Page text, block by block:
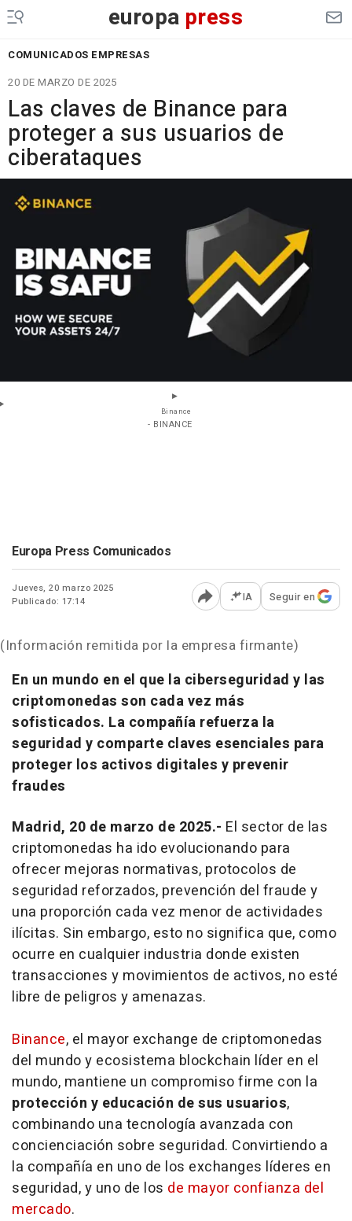
europa press
COMUNICADOS EMPRESAS
20 DE MARZO DE 2025
Las claves de Binance para
proteger a sus usuarios de
ciberataques
Binance
- BINANCE
Europa Press Comunicados
Jueves, 20 marzo 2025
Publicado: 17:14
Abrir opciones para
IA Seguir en
(Información remitida por la empresa firmante)
En un mundo en el que la ciberseguridad y las
criptomonedas son cada vez más
sofisticados. La compañía refuerza la
seguridad y comparte claves esenciales para
proteger los activos digitales y prevenir
fraudes
Madrid, 20 de marzo de 2025.- El sector de las
criptomonedas ha ido evolucionando para
ofrecer mejoras normativas, protocolos de
seguridad reforzados, prevención del fraude y
una proporción cada vez menor de actividades
ilícitas. Sin embargo, esto no significa que, como
ocurre en cualquier industria donde existen
transacciones y movimientos de activos, no esté
libre de peligros y amenazas.
Binance, el mayor exchange de criptomonedas
del mundo y ecosistema blockchain líder en el
mundo, mantiene un compromiso firme con la
protección y educación de sus usuarios,
combinando una tecnología avanzada con
concienciación sobre seguridad. Convirtiendo a
la compañía en uno de los exchanges líderes en
seguridad, y uno de los de mayor confianza del
mercado.